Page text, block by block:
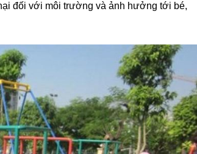
đối với môi trường và ảnh hưởng tới bé,